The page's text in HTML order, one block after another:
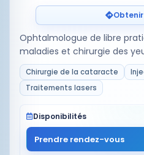
Ophtalmologue de libre
maladies et chirurgie des
Chirurgie de la cataracte
Traitements lasers
Disponibilités
Prendre rendez-vous